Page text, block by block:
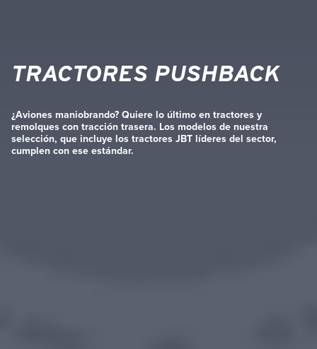
TRACTORES PUSHBACK
¿Aviones maniobrando? Quiere lo último en tractores y
remolques con tracción trasera. Los modelos de nuestra
selección, que incluye los tractores JBT líderes del sector,
cumplen con ese estándar.